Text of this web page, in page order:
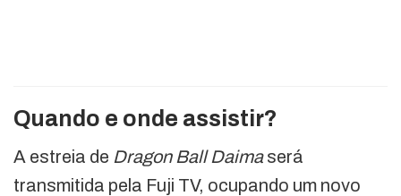
Quando e onde assistir?
A estreia de Dragon Ball Daimaserá
transmitida pela Fuji TV, ocupando um novo